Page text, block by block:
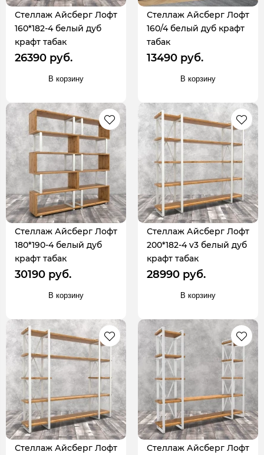
Стеллаж Айсберг Лофт
160*182-4 белый дуб
крафт табак
26390 руб.
В корзину
Стеллаж Айсберг Лофт
160/4 белый дуб крафт
табак
13490 руб.
В корзину
Стеллаж Айсберг Лофт
180*190-4 белый дуб
крафт табак
30190 руб.
В корзину
Стеллаж Айсберг Лофт
200*182-4 v3 белый дуб
крафт табак
28990 руб.
В корзину
Стеллаж Айсберг Лофт
Стеллаж Айсберг Лофт